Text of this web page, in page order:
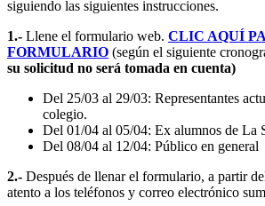
siguiendo las siguientes instrucciones.
1.- Llene el formulario web. CLIC AQUÍ
FORMULARIO (según el siguiente
su solicitud no será tomada en cuenta)
Del 25/03 al 29/03: Representantes
colegio.
Del 01/04 al 05/04: Ex alumnos de La
Del 08/04 al 12/04: Público en general
2.- Después de llenar el formulario, a partir
atento a los teléfonos y correo electrónico